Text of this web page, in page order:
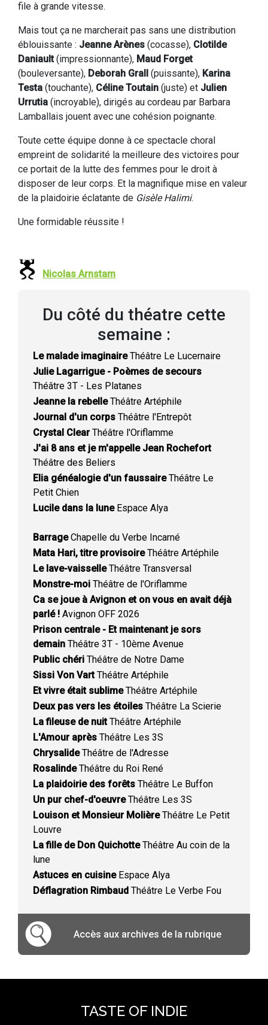
file à grande vitesse.
Mais tout ça ne marcherait pas sans une distribution
éblouissante : Jeanne Arènes (cocasse), Clotilde
Daniault(impressionnante), Maud Forget
(bouleversante), Deborah Grall (puissante), Karina
Testa (touchante), Céline Toutain (juste) et Julien
Urrutia (incroyable), dirigés au cordeau par Barbara
Lamballais jouent avec une cohésion poignante.
Toute cette équipe donne à ce spectacle choral
empreint de solidarité la meilleure des victoires pour
ce portait de la lutte des femmes pour le droit à
disposer de leur corps. Et la magnifique mise en valeur
de la plaidoirie éclatante de Gisèle Halimi.
Une formidable réussite !
Nicolas Arnstam
Du côté du théatre cette
semaine :
Le malade imaginaireThéâtre Le Lucernaire
Julie Lagarrigue - Poèmes de secours
Théâtre 3T - Les Platanes
Jeanne la rebelleThéâtre Artéphile
Journal d'un corps Théâtre l'Entrepôt
Crystal ClearThéâtre l'Oriflamme
J'ai 8 ans et je m'appelle Jean Rochefort
Théâtre des Beliers
Elia généalogie d'un faussaireThéâtre Le
Petit Chien
Lucile dans la luneEspace Alya
BarrageChapelle du Verbe Incarné
Mata Hari, titre provisoireThéâtre Artéphile
Le lave-vaisselleThéâtre Transversal
Monstre-moi Théâtre de l'Oriflamme
Ca se joue à Avignon et on vous en avait déjà
parlé ! Avignon OFF 2026
Prison centrale - Et maintenant je sors
demain Théâtre 3T - 10ème Avenue
Public chéri Théâtre de Notre Dame
Sissi Von VartThéâtre Artéphile
Et vivre était sublimeThéâtre Artéphile
Deux pas vers les étoiles Théâtre La Scierie
La fileuse de nuitThéâtre Artéphile
L'Amour après Théâtre Les 3S
ChrysalideThéâtre de l'Adresse
RosalindeThéâtre du Roi René
La plaidoirie des forêts Théâtre Le Buffon
Un pur chef-d'oeuvreThéâtre Les 3S
Louison et Monsieur MolièreThéâtre Le Petit
Louvre
La fille de Don QuichotteThéâtre Au coin de la
lune
Astuces en cuisineEspace Alya
Déflagration Rimbaud Théâtre Le Verbe Fou
Accès aux archives de la rubrique
TASTE OF INDIE